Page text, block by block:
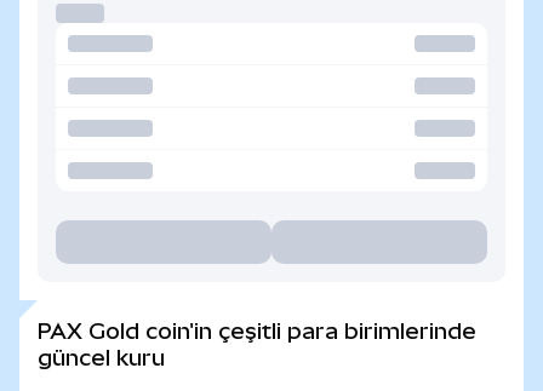
PAX Gold coin'in çeşitli para birimlerinde
güncel kuru